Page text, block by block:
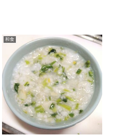
和食